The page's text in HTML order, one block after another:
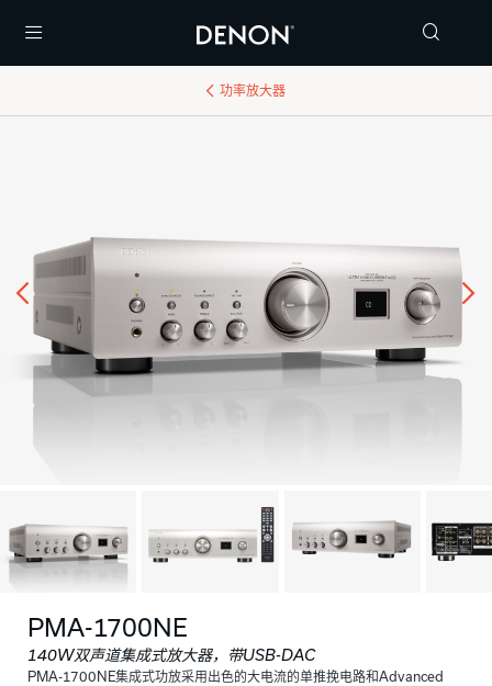
功率放大器
后退
PMA-1700NE
140W双声道集成式放大器，带USB-DAC
PMA-1700NE集成式功放采用出色的大电流的单推挽电路和Advanced